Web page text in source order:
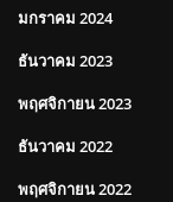
มกราคม 2024
ธันวาคม 2023
พฤศจิกายน 2023
ธันวาคม 2022
พฤศจิกายน 2022